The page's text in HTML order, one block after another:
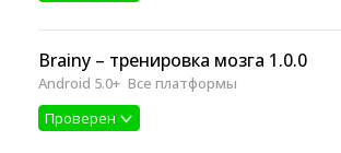
Brainy – тренировка мозга 1.0.0
Android 5.0+ Все платформы
Проверен